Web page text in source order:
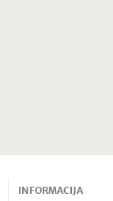
INFORMACIJA